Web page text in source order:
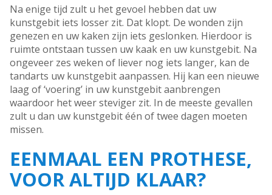
Na enige tijd zult u het gevoel hebben dat uw
kunstgebit iets losser zit. Dat klopt. De wonden zijn
genezen en uw kaken zijn iets geslonken. Hierdoor is
ruimte ontstaan tussen uw kaak en uw kunstgebit. Na
ongeveer zes weken of liever nog iets langer, kan de
tandarts uw kunstgebit aanpassen. Hij kan een nieuwe
laag of ‘voering’ in uw kunstgebit aanbrengen
waardoor het weer steviger zit. In de meeste gevallen
zult u dan uw kunstgebit één of twee dagen moeten
missen.
EENMAAL EEN PROTHESE,
VOOR ALTIJD KLAAR?